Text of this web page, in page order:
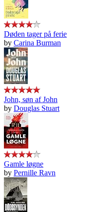
Døden tager på ferie
by Carina Burman
John, søn af John
by Douglas Stuart
Gamle løgne
by Pernille Ravn